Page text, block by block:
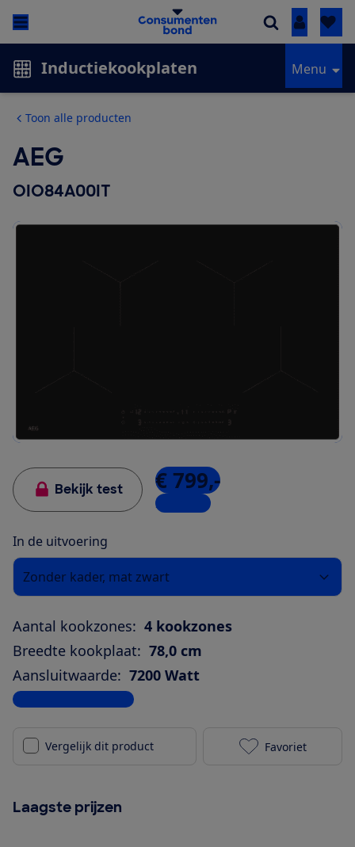
Inloggen
Inductiekookplaten Menu
Toon alle producten
AEG
OIO84A00IT
Bekijk test € 799,-
2 winkels
In de uitvoering
Zonder kader, mat zwart
Aantal kookzones: 4 kookzones
Breedte kookplaat: 78,0 cm
Aansluitwaarde: 7200 Watt
Bekijk alle specificaties
Vergelijk dit product AEG
Favoriet
Laagste prijzen